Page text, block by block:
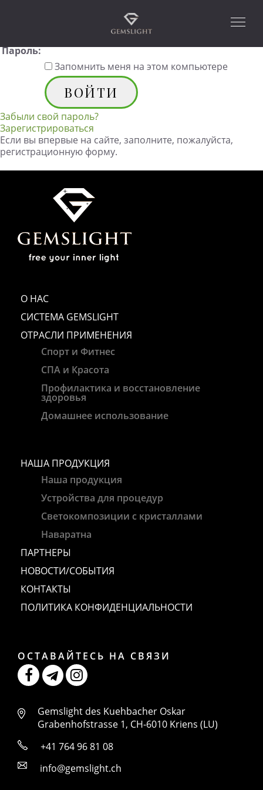
Пожалуйста, авторизуйтесь:
Пароль:
Запомнить меня на этом компьютере
Забыли свой пароль?
Зарегистрироваться
Если вы впервые на сайте, заполните, пожалуйста,
регистрационную форму.
О НАС
СИСТЕМА GEMSLIGHT
ОТРАСЛИ ПРИМЕНЕНИЯ
Спорт и Фитнес
СПА и Красота
Профилактика и восстановление
здоровья
Домашнее использование
НАША ПРОДУКЦИЯ
Наша продукция
Устройства для процедур
Светокомпозиции с кристаллами
Наваратна
ПАРТНЕРЫ
НОВОСТИ/СОБЫТИЯ
КОНТАКТЫ
ПОЛИТИКА КОНФИДЕНЦИАЛЬНОСТИ
ОСТАВАЙТЕСЬ НА СВЯЗИ
Gemslight des Kuehbacher Oskar
Grabenhofstrasse 1, CH-6010 Kriens (LU)
+41 764 96 81 08
info@gemslight.ch